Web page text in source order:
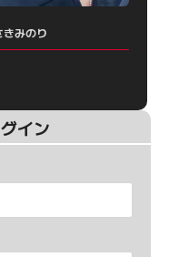
きみのり
イン